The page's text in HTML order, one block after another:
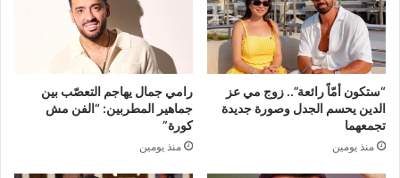
“ستكون أمّاً رائعة”.. زوج مي عز
الدين يحسم الجدل وصورة جديدة
تجمعهما
منذ يومين
رامي جمال يهاجم التعصّب بين
جماهير المطربين: “الفن مش
كورة”
منذ يومين